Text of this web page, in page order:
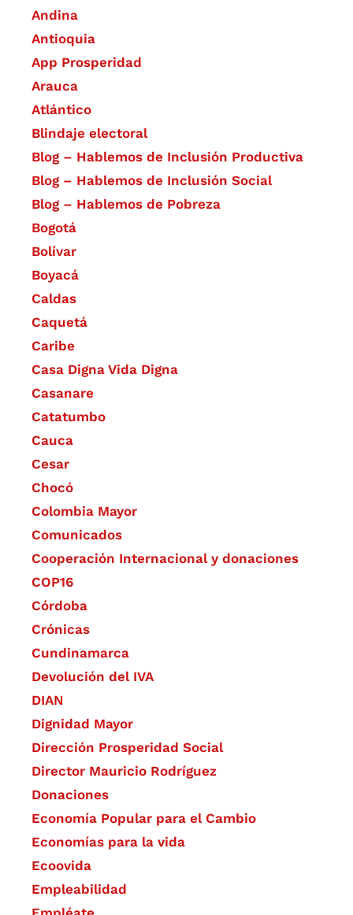
Andina
Antioquia
App Prosperidad
Arauca
Atlántico
Blindaje electoral
Blog – Hablemos de Inclusión Productiva
Blog – Hablemos de Inclusión Social
Blog – Hablemos de Pobreza
Bogotá
Bolívar
Boyacá
Caldas
Caquetá
Caribe
Casa Digna Vida Digna
Casanare
Catatumbo
Cauca
Cesar
Chocó
Colombia Mayor
Comunicados
Cooperación Internacional y donaciones
COP16
Córdoba
Crónicas
Cundinamarca
Devolución del IVA
DIAN
Dignidad Mayor
Dirección Prosperidad Social
Director Mauricio Rodríguez
Donaciones
Economía Popular para el Cambio
Economías para la vida
Ecoovida
Empleabilidad